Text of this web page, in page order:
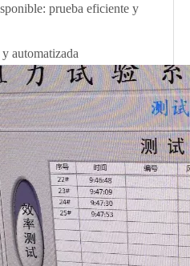
prueba eficiente y
automatizada